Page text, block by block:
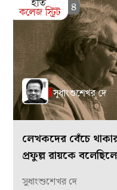
লেখকদের বেঁচে
প্রফুল্ল রায়কে
সুধাংশুশেখর দে